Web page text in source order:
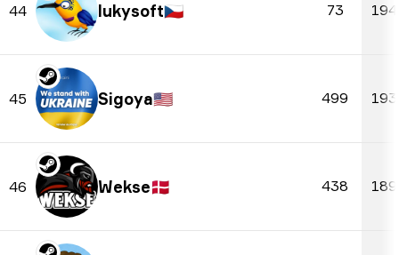
44 lukysoft🇨🇿 73
45 Sigoya🇺🇸 499
46 Wekse🇩🇰 438